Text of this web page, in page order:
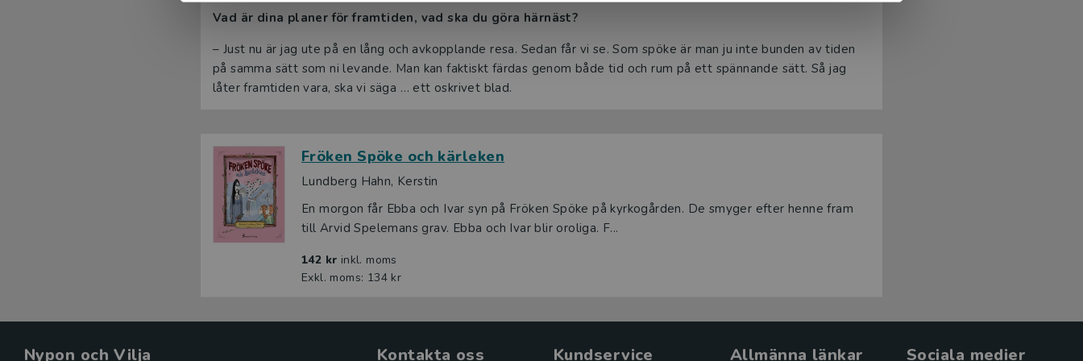
Vad är dina planer för framtiden, vad ska du göra härnäst?
– Just nu är jag ute på en lång och avkopplande resa. Sedan får vi se. Som spöke är man ju inte bunden av tiden
på samma sätt som ni levande. Man kan faktiskt färdas genom både tid och rum på ett spännande sätt. Så jag
låter framtiden vara, ska vi säga … ett oskrivet blad.
Fröken Spöke och kärleken
Lundberg Hahn, Kerstin
En morgon får Ebba och Ivar syn på Fröken Spöke på kyrkogården. De smyger efter henne fram
till Arvid Spelemans grav. Ebba och Ivar blir oroliga. F...
142 kr inkl. moms
Exkl. moms: 134 kr
Nypon och Vilja Kontakta oss Kundservice Allmänna länkar Sociala medier